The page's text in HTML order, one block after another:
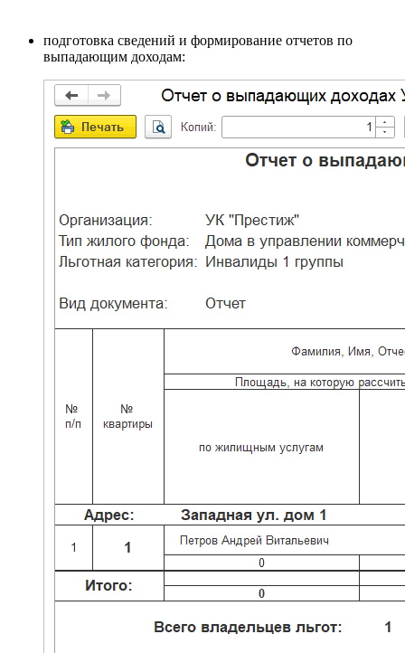
подготовка сведений и формирование отчетов по
выпадающим доходам: